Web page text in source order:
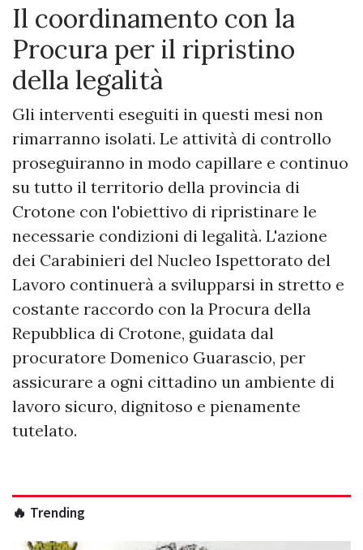
​Il coordinamento con la
Procura per il ripristino
della legalità
​Gli interventi eseguiti in questi mesi non
rimarranno isolati. Le attività di controllo
proseguiranno in modo capillare e continuo
su tutto il territorio della provincia di
Crotone con l'obiettivo di ripristinare le
necessarie condizioni di legalità. L'azione
dei Carabinieri del Nucleo Ispettorato del
Lavoro continuerà a svilupparsi in stretto e
costante raccordo con la Procura della
Repubblica di Crotone, guidata dal
procuratore Domenico Guarascio, per
assicurare a ogni cittadino un ambiente di
lavoro sicuro, dignitoso e pienamente
tutelato.
🔥 Trending